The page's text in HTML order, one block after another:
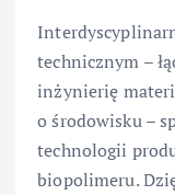
technicznym –
inżynierię
o środowisku –
technologii
biopolimeru.